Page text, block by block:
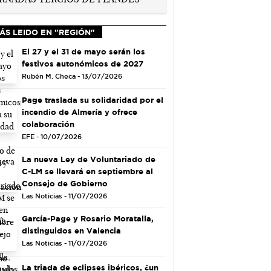
LEIDO EN "REGIÓN"
El 27 y el 31 de mayo serán los
festivos autonómicos de 2027
Rubén M. Checa - 13/07/2026
Page traslada su solidaridad por el
incendio de Almería y ofrece
colaboración
EFE - 10/07/2026
La nueva Ley de Voluntariado de
C-LM se llevará en septiembre al
Consejo de Gobierno
Las Noticias - 11/07/2026
García-Page y Rosario Moratalla,
distinguidos en Valencia
Las Noticias - 11/07/2026
La triada de eclipses ibéricos, ¿un